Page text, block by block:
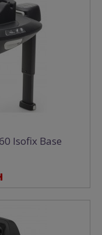
Isofix Base